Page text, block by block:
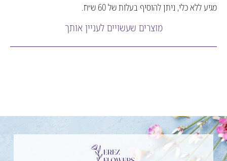
כלי, ניתן להוסיף בעלות של 60 ש״ח.
מוצרים שעשויים לעניין אותך